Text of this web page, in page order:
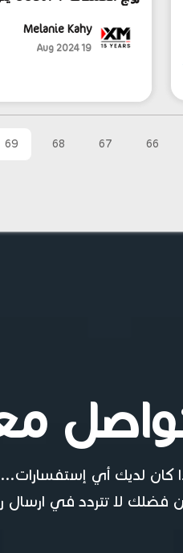
Melanie Kahy
19 Aug 2024
66
67
68
69
كان لديك أي إستفسارات...
فضلك لا تتردد في ارسال